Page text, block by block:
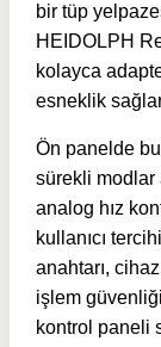
bir tüp
HEIDOLPH
kolayca
esneklik
Ön panelde
sürekli modlar
analog hız
kullanıcı
anahtarı,
işlem
kontrol paneli